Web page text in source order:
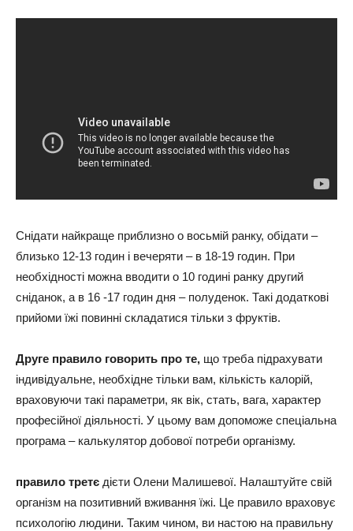
Снідати найкраще приблизно о восьмій ранку, обідати –
близько 12-13 годин і вечеряти – в 18-19 годин. При
необхідності можна вводити о 10 годині ранку другий
сніданок, а в 16 -17 годин дня – полуденок. Такі додаткові
прийоми їжі повинні складатися тільки з фруктів.
Друге правило говорить про те, що треба підрахувати
індивідуальне, необхідне тільки вам, кількість калорій,
враховуючи такі параметри, як вік, стать, вага, характер
професійної діяльності. У цьому вам допоможе спеціальна
програма – калькулятор добової потреби організму.
правило третє дієти Олени Малишевої. Налаштуйте свій
організм на позитивний вживання їжі. Це правило враховує
психологію людини. Таким чином, ви настою на правильну